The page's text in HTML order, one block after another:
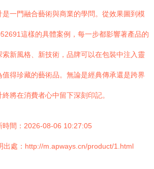
是一門融合藝術與商業的學問。從效果圖到模
這樣的具體案例，每一步都影響著產品的
新風格、新技術，品牌可以在包裝中注入靈
得珍藏的藝術品。無論是經典傳承還是跨界
將在消費者心中留下深刻印記。
時間：2026-08-06 10:27:05
出處：http://m.apways.cn/product/1.html